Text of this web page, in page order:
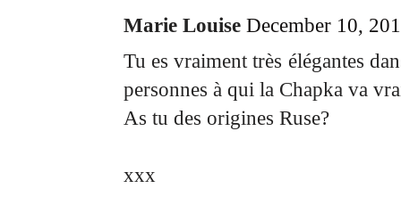
Marie Louise December 10,
Tu es vraiment très élégantes
personnes à qui la Chapka va
As tu des origines Ruse?
xxx